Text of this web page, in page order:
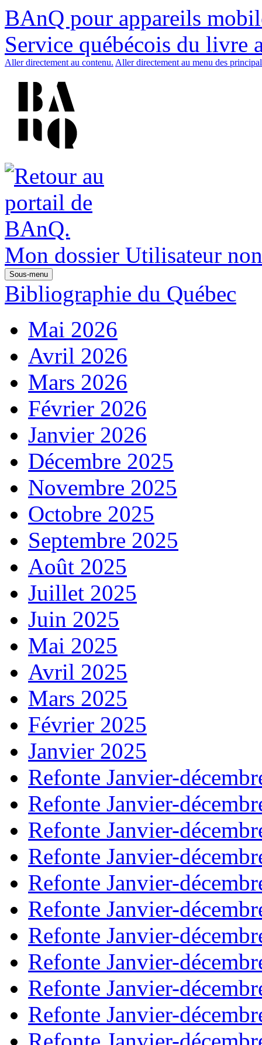
BAnQ pour appareils
Service québécois du livre
Aller directement au contenu. Aller directement au menu des
Mon dossier Utilisateur
Sous-menu
Bibliographie du Québec
Mai 2026
Avril 2026
Mars 2026
Février 2026
Janvier 2026
Décembre 2025
Novembre 2025
Octobre 2025
Septembre 2025
Août 2025
Juillet 2025
Juin 2025
Mai 2025
Avril 2025
Mars 2025
Février 2025
Janvier 2025
Refonte Janvier-
Refonte Janvier-
Refonte Janvier-
Refonte Janvier-
Refonte Janvier-
Refonte Janvier-
Refonte Janvier-
Refonte Janvier-
Refonte Janvier-
Refonte Janvier-